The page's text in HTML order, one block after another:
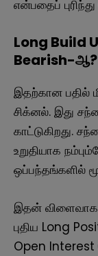
என்பதைப்
Long Build
Bearish-ஆ?
இதற்கான பதில்
சிக்னல். இது
காட்டுகிறது.
உறுதியாக
ஒப்பந்தங்களில்
இதன் விளைவாக
புதிய Long
Open Interest